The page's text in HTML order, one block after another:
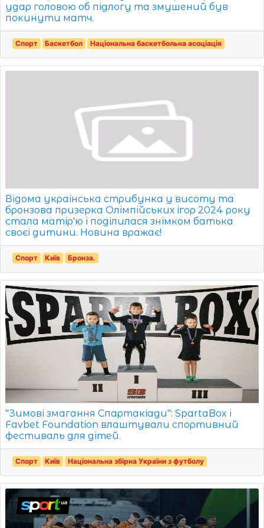
удар головою об підлогу та змушений був
покинути матч.
Спорт Баскетбол Національна баскетбольна асоціація
Відома українська стрибунка у висоту та
бронзова призерка Олімпійських ігор 2024 року
стала матір'ю і поділилася знімком батька
своєї дитини. Новина вражає!
Спорт Київ Бронза.
"Зимові змагання Спартакіади": SpartaBox і
Favbet Foundation влаштували спортивний
фестиваль для дітей.
Спорт Київ Національна збірна України з футболу